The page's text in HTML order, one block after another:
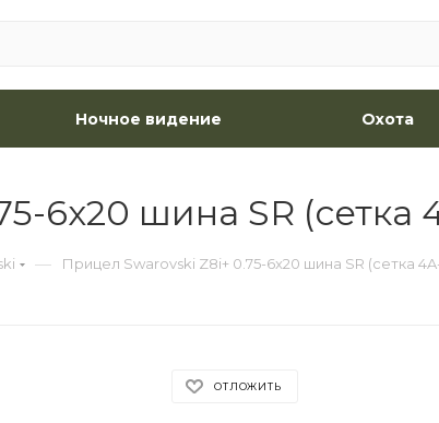
Ночное видение Охота
6x20 шина SR (сетка
— Прицел Swarovski Z8i+ 0.75-6x20 шина SR (сетка
ОТЛОЖИТЬ